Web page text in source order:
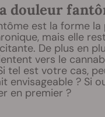
douleur
est la forme la
mais elle
De plus en
vers le
tel est votre cas,
envisageable ? Si
en premier ?